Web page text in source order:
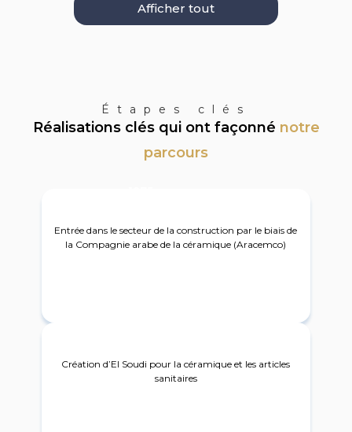
Afficher tout
Étapes clés
Réalisations clés qui ont façonné notre
parcours
Entrée dans le secteur de la construction par le biais de
la Compagnie arabe de la céramique (Aracemco)
Création d’El Soudi pour la céramique et les articles
sanitaires